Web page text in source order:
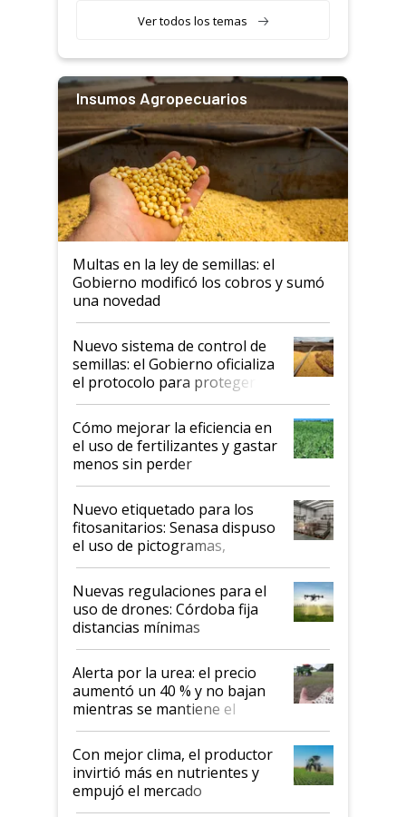
Ver todos los temas
Insumos Agropecuarios
Multas en la ley de semillas: el
Gobierno modificó los cobros y sumó
una novedad
Nuevo sistema de control de
semillas: el Gobierno oficializa
el protocolo para proteger la
propiedad intelectual
Cómo mejorar la eficiencia en
el uso de fertilizantes y gastar
menos sin perder
productividad en la campaña
fina
Nuevo etiquetado para los
fitosanitarios: Senasa dispuso
el uso de pictogramas,
palabras de advertencia e
indicaciones
Nuevas regulaciones para el
uso de drones: Córdoba fija
distancias mínimas
Alerta por la urea: el precio
aumentó un 40 % y no bajan
mientras se mantiene el
conflicto en Medio Oriente
Con mejor clima, el productor
invirtió más en nutrientes y
empujó el mercado